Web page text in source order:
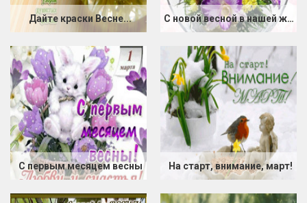
Дайте краски Весне... С новой весной в нашей жизни
С первым месяцем весны На старт, внимание, март!